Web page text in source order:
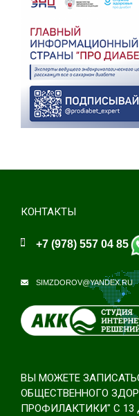
КОНТАКТЫ
+7 (978) 557 04 85
SIMZDOROV@YANDEX.RU
ВЫ МОЖЕТЕ
ОБЩЕСТВЕННОГО
ПРОФИЛАКТИКИ" С 13